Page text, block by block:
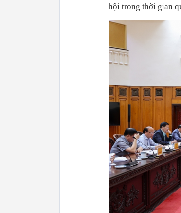
hội trong thời gian